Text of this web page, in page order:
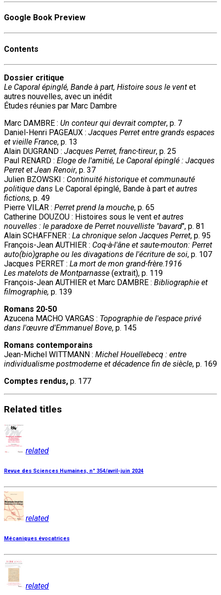
Google Book Preview
Contents
Dossier critique
Le Caporal épinglé, Bande à part, Histoire sous le vent et
autres nouvelles, avec un inédit
Études réunies par Marc Dambre
Marc DAMBRE : Un conteur qui devrait compter, p. 7
Daniel-Henri PAGEAUX : Jacques Perret entre grands espaces
et vieille France, p. 13
Alain DUGRAND : Jacques Perret, franc-tireur, p. 25
Paul RENARD : Eloge de l'amitié, Le Caporal épinglé : Jacques
Perret et Jean Renoir, p. 37
Julien BZOWSKI : Continuité historique et communauté
politique dans Le Caporal épinglé, Bande à part et autres
fictions, p. 49
Pierre VILAR : Perret prend la mouche, p. 65
Catherine DOUZOU : Histoires sous le vent et autres
nouvelles : le paradoxe de Perret nouvelliste "bavard", p. 81
Alain SCHAFFNER : La chronique selon Jacques Perret, p. 95
François-Jean AUTHIER : Coq-à-l'âne et saute-mouton: Perret
auto(bio)graphe ou les divagations de l'écriture de soi, p. 107
Jacques PERRET : La mort de mon grand-frère.1916
Les matelots de Montparnasse (extrait), p. 119
François-Jean AUTHIER et Marc DAMBRE : Bibliographie et
filmographie, p. 139
Romans 20-50
Azucena MACHO VARGAS : Topographie de l'espace privé
dans l'œuvre d'Emmanuel Bove, p. 145
Romans contemporains
Jean-Michel WITTMANN : Michel Houellebecq : entre
individualisme postmoderne et décadence fin de siècle, p. 169
Comptes rendus, p. 177
Related titles
related
Revue des Sciences Humaines, n° 354/avril-juin 2024
related
Mécaniques évocatrices
related